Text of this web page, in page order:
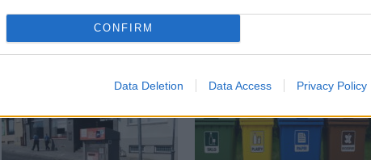
CONFIRM
Data Deletion Data Access Privacy Policy